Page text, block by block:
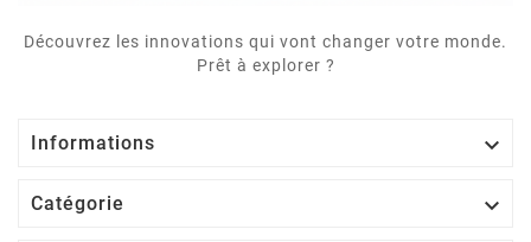
Découvrez les innovations qui vont changer votre monde.
Prêt à explorer ?
Informations 
Catégorie 